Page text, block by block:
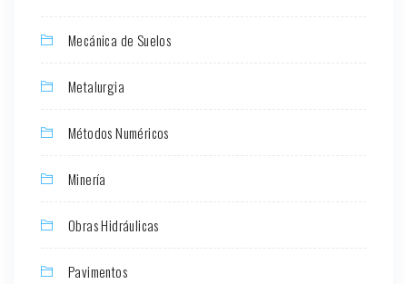
Mecánica de Suelos
Metalurgia
Métodos Numéricos
Minería
Obras Hidráulicas
Pavimentos